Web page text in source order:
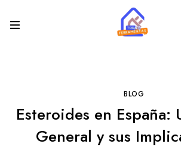
BLOG
Esteroides en España:
General y sus